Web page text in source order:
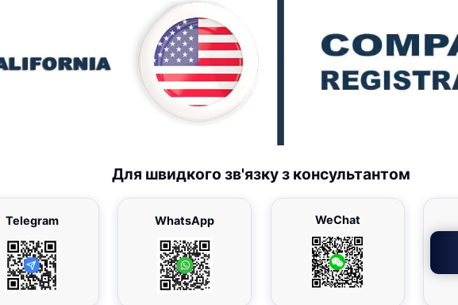
Для швидкого зв'язку з консультантом
Telegram WhatsApp WeChat